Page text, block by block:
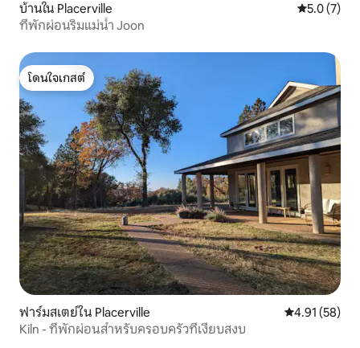
บ้านใน Placerville คะแนนเฉลี่
5.0 (7)
ที่พักผ่อนริมแม่น้ำ Joon
โดนใจเกสต์
โดนใจเกสต์
ฟาร์มสเตย์ใน Placerville คะแนนเฉลี่ย
4.91 (58)
Kiln - ที่พักผ่อนสำหรับครอบครัวที่เงียบสงบ